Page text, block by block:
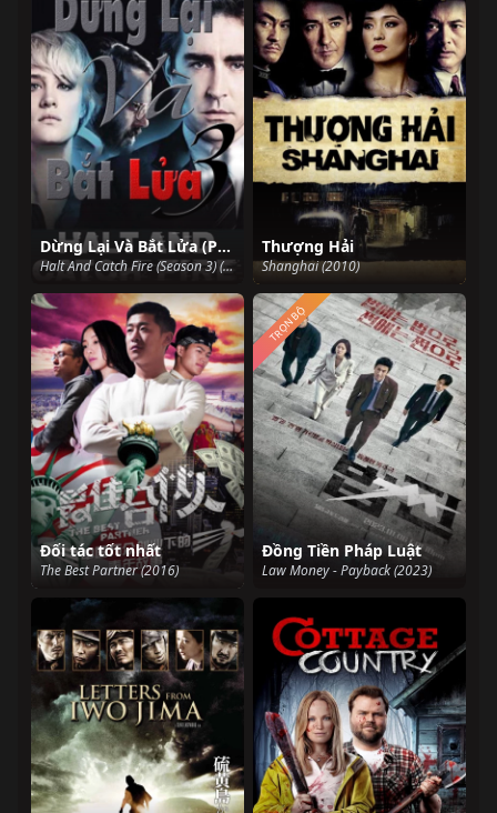
Dừng Lại Và Bắt Lửa (Phần 3)
Halt And Catch Fire (Season 3) (2016)
Thượng Hải
Shanghai (2010)
Đối tác tốt nhất
The Best Partner (2016)
Đồng Tiền Pháp Luật
Law Money - Payback (2023)
TRỌN BỘ